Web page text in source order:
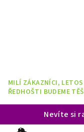
MILÍ ZÁKAZNÍCI,
ŘEDHOŠTI BUDEME
Nevíte si